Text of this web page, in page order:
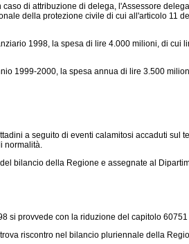
di attribuzione di delega, l'Assessore
della protezione civile di cui all'articolo 11
1998, la spesa di lire 4.000 milioni, di
1999-2000, la spesa annua di lire 3.500
a seguito di eventi calamitosi accaduti
normalità.
bilancio della Regione e assegnate al
si provvede con la riduzione del capitolo
riscontro nel bilancio pluriennale della